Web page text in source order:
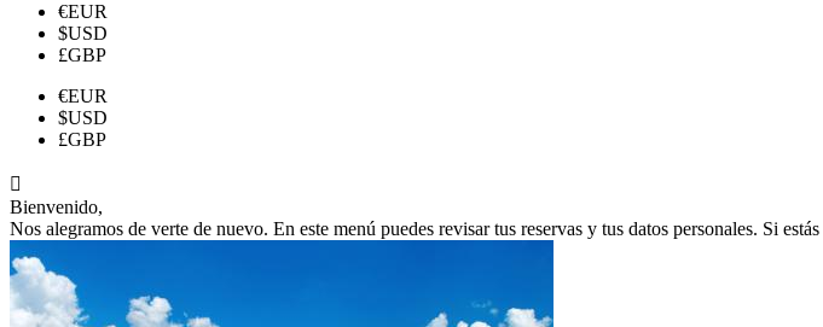
€EUR
$USD
£GBP
€EUR
$USD
£GBP

Bienvenido,
Nos alegramos de verte de nuevo. En este menú puedes revisar tus reservas y tus datos personales. Si